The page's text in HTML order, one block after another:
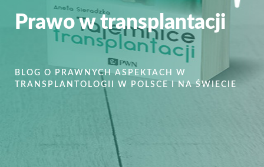
Prawo w transplantacji
BLOG O PRAWNYCH ASPEKTACH W
TRANSPLANTOLOGII W POLSCE I NA ŚWIECIE